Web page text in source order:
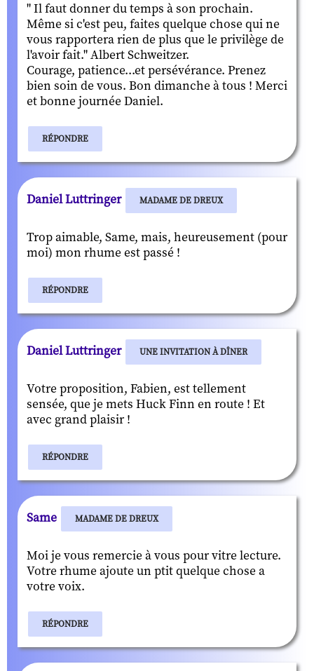
" Il faut donner du temps à son prochain.
Même si c'est peu, faites quelque chose qui ne
vous rapportera rien de plus que le privilège de
l'avoir fait." Albert Schweitzer.
Courage, patience...et persévérance. Prenez
bien soin de vous. Bon dimanche à tous ! Merci
et bonne journée Daniel.
RÉPONDRE
Daniel Luttringer MADAME DE DREUX
Trop aimable, Same, mais, heureusement (pour
moi) mon rhume est passé !
RÉPONDRE
Daniel Luttringer UNE INVITATION À DÎNER
Votre proposition, Fabien, est tellement
sensée, que je mets Huck Finn en route ! Et
avec grand plaisir !
RÉPONDRE
Same MADAME DE DREUX
Moi je vous remercie à vous pour vitre lecture.
Votre rhume ajoute un ptit quelque chose a
votre voix.
RÉPONDRE